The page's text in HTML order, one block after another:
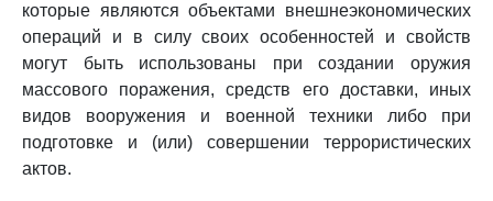
которые являются объектами внешнеэкономических
операций и в силу своих особенностей и свойств
могут быть использованы при создании оружия
массового поражения, средств его доставки, иных
видов вооружения и военной техники либо при
подготовке и (или) совершении террористических
актов.